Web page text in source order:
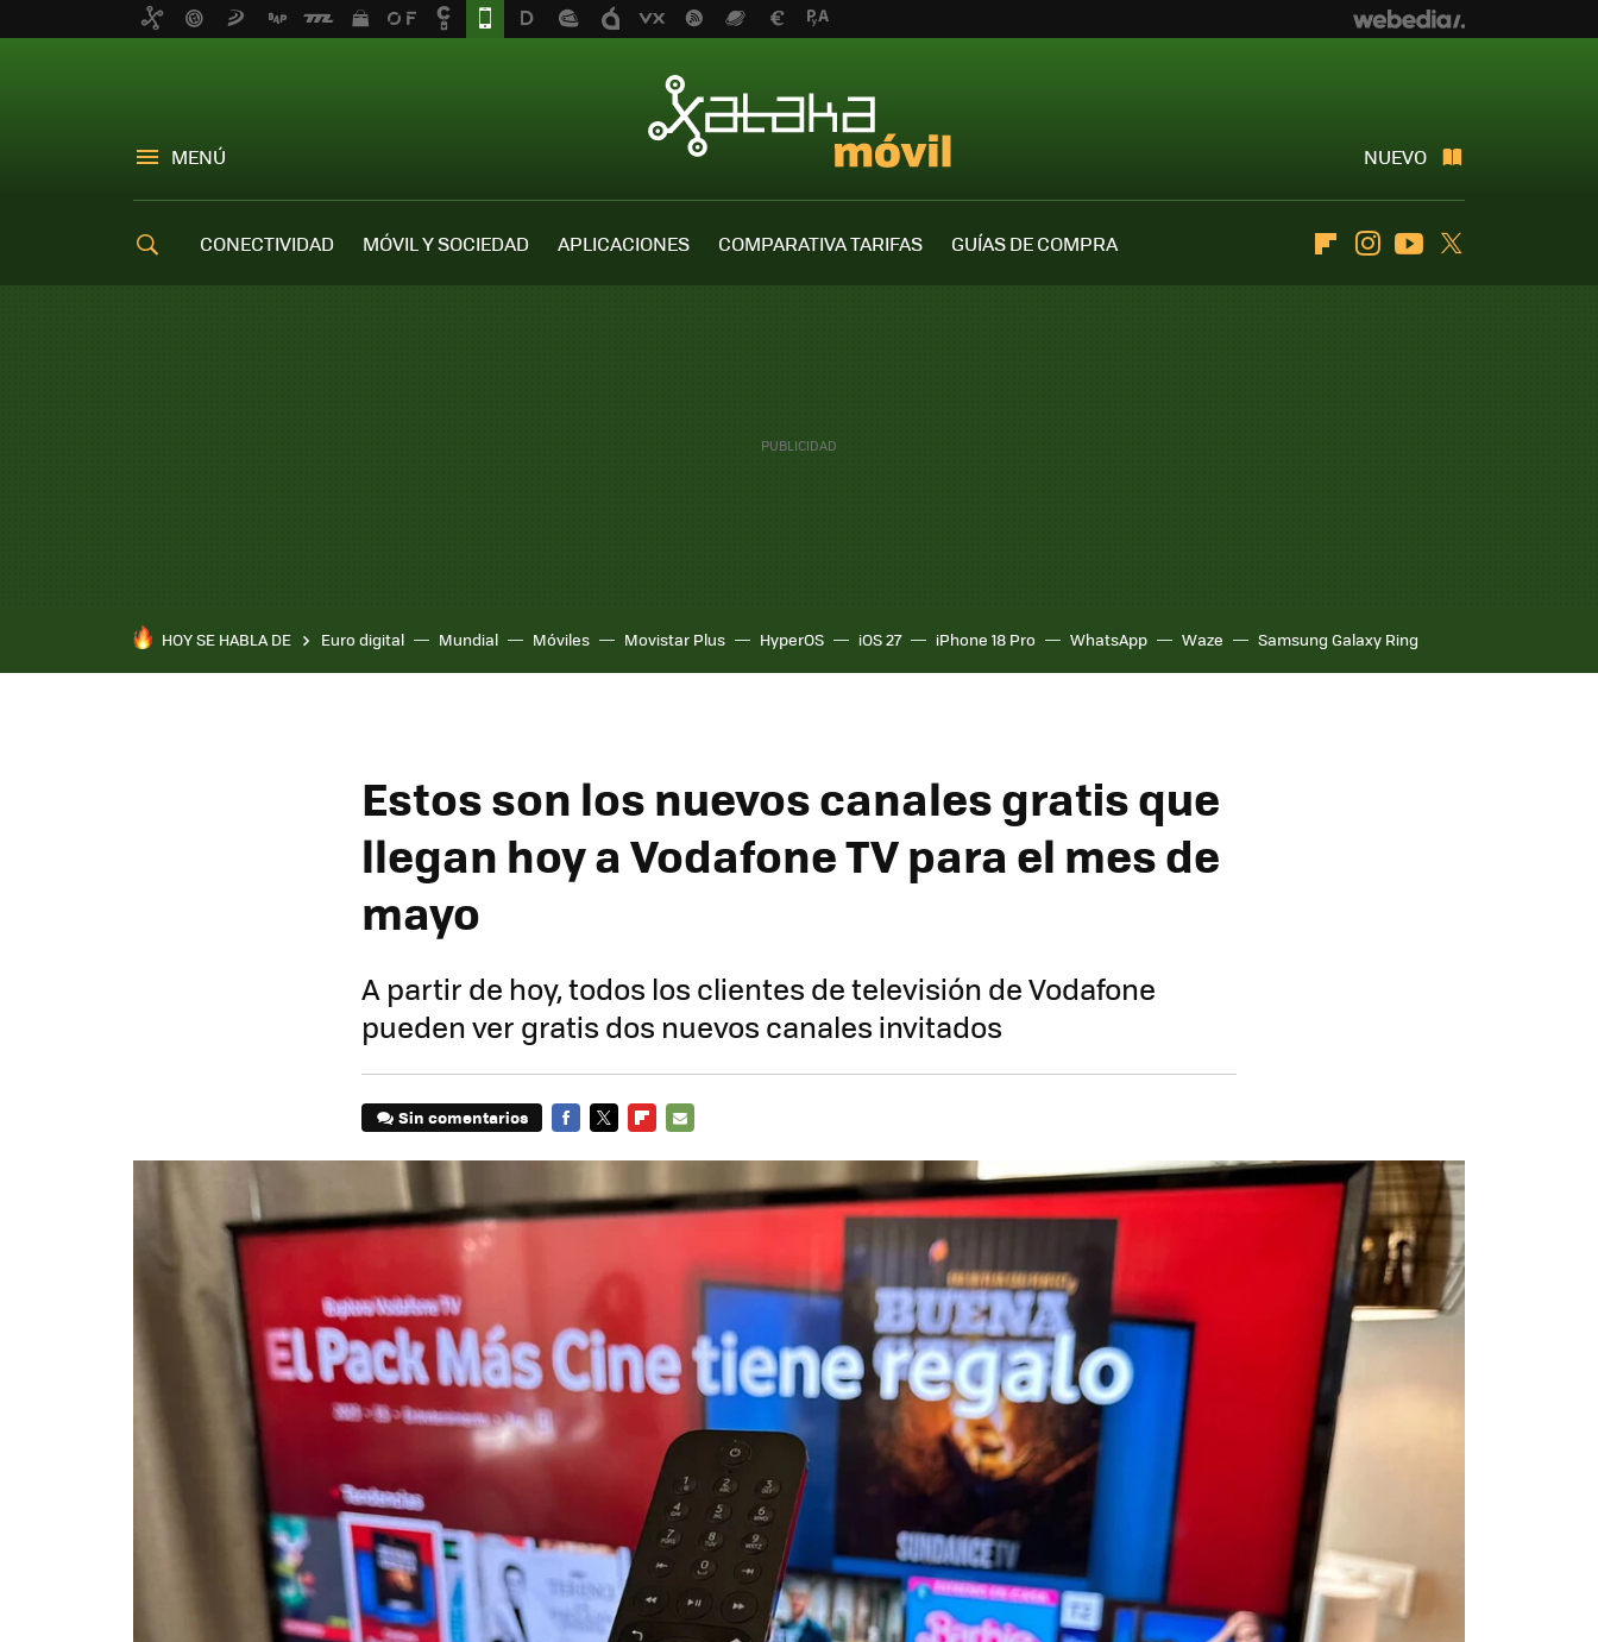
MENÚ NUEVO
CONECTIVIDAD MÓVIL Y SOCIEDAD APLICACIONES COMPARATIVA TARIFAS
GUÍAS DE COMPRA
FlipboardInstagramYoutube
HOY SE HABLA DE Euro digital Mundial Móviles Movistar Plus HyperOS iOS 27 iPhone 18 Pro WhatsApp Waze Samsung Galaxy Ring
Estos son los nuevos canales gratis que
llegan hoy a Vodafone TV para el mes de
mayo
A partir de hoy, todos los clientes de televisión de Vodafone
pueden ver gratis dos nuevos canales invitados
Sin comentarios